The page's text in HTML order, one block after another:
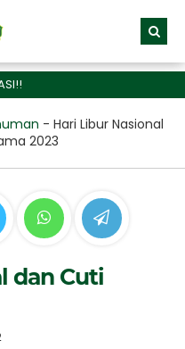
- Hari Libur Nasional
2023
dan Cuti